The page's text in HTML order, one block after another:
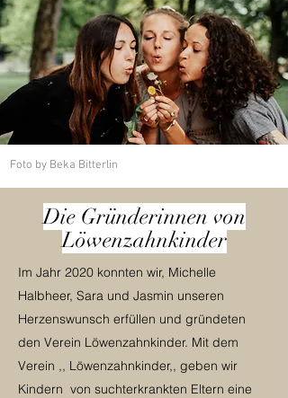
Foto by Beka Bitterlin
Die Gründerinnen von
Löwenzahnkinder
Im Jahr 2020 konnten wir, Michelle
Halbheer, Sara und Jasmin unseren
Herzenswunsch erfüllen und gründeten
den Verein Löwenzahnkinder. Mit dem
Verein ,, Löwenzahnkinder,, geben wir
Kindern von suchterkrankten Eltern eine